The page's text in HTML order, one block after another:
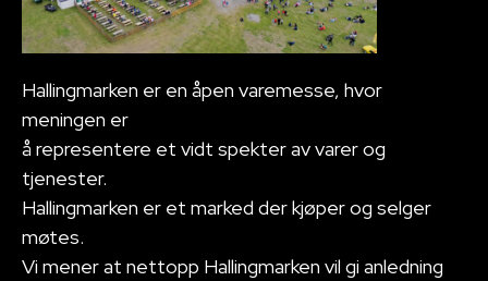
Hallingmarken er en åpen varemesse, hvor
meningen er
å representere et vidt spekter av varer og
tjenester.
Hallingmarken er et marked der kjøper og selger
møtes.
Vi mener at nettopp Hallingmarken vil gi anledning